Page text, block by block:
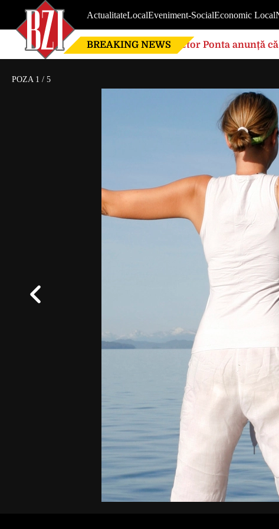
ActualitateLocalEveniment-SocialEconomic Local
BREAKING NEWS Victor Ponta anunță
globalistă”
POZA 1 / 5